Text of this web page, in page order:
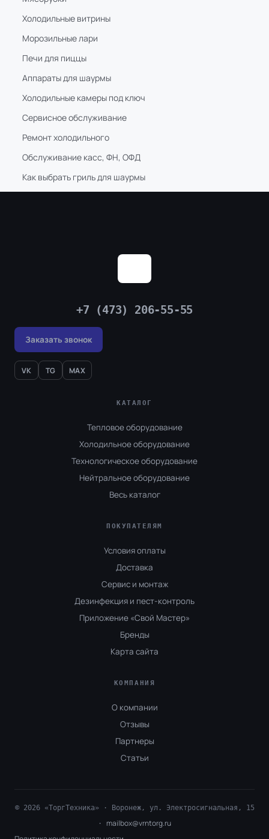
Холодильные витрины
Морозильные лари
Печи для пиццы
Аппараты для шаурмы
Холодильные камеры под ключ
Сервисное обслуживание
Ремонт холодильного
Обслуживание касс, ФН, ОФД
Как выбрать гриль для шаурмы
+7 (473) 206-55-55
Заказать звонок
VK TG MAX
КАТАЛОГ
Тепловое оборудование
Холодильное оборудование
Технологическое оборудование
Нейтральное оборудование
Весь каталог
ПОКУПАТЕЛЯМ
Условия оплаты
Доставка
Сервис и монтаж
Дезинфекция и пест-контроль
Приложение «Свой Мастер»
Бренды
Карта сайта
КОМПАНИЯ
О компании
Отзывы
Партнеры
Статьи
© 2026 «ТоргТехника» · Воронеж, ул. Электросигнальная, 15
· mailbox@vrntorg.ru